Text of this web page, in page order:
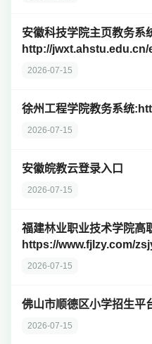
安徽科技学院主页教务系
http://
2026-07-15
徐州工程学院教务系统
2026-07-15
安徽皖教云登录入口
2026-07-15
福建林业职业技术学院高
https://www.fjlzy.com/
2026-07-15
佛山市顺德区小学招生
2026-07-15